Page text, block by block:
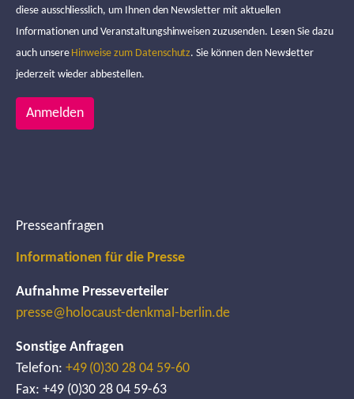
diese ausschliesslich, um Ihnen den Newsletter mit aktuellen
Informationen und Veranstaltungshinweisen zuzusenden. Lesen Sie dazu
auch unsere Hinweise zum Datenschutz. Sie können den Newsletter
jederzeit wieder abbestellen.
Anmelden
Presseanfragen
Informationen für die Presse
Aufnahme Presseverteiler
presse@holocaust-denkmal-berlin.de
Sonstige Anfragen
Telefon: +49 (0)30 28 04 59-60
Fax: +49 (0)30 28 04 59-63